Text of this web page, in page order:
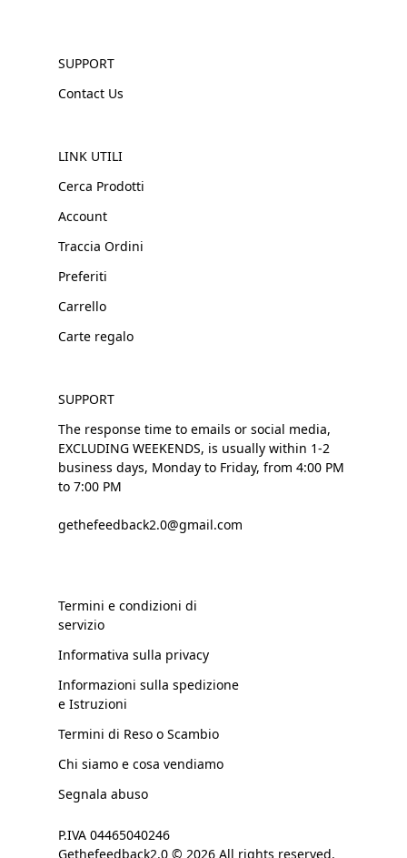
SUPPORT
Contact Us
LINK UTILI
Cerca Prodotti
Account
Traccia Ordini
Preferiti
Carrello
Carte regalo
SUPPORT
The response time to emails or social media,
EXCLUDING WEEKENDS, is usually within 1-2
business days, Monday to Friday, from 4:00 PM
to 7:00 PM
gethefeedback2.0@gmail.com
Termini e condizioni di
servizio
Informativa sulla privacy
Informazioni sulla spedizione
e Istruzioni
Termini di Reso o Scambio
Chi siamo e cosa vendiamo
Segnala abuso
P.IVA 04465040246
Gethefeedback2.0 © 2026 All rights reserved.